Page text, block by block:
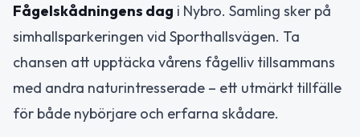
Fågelskådningens dag i Nybro. Samling sker på
simhallsparkeringen vid Sporthallsvägen. Ta
chansen att upptäcka vårens fågelliv tillsammans
med andra naturintresserade – ett utmärkt tillfälle
för både nybörjare och erfarna skådare.